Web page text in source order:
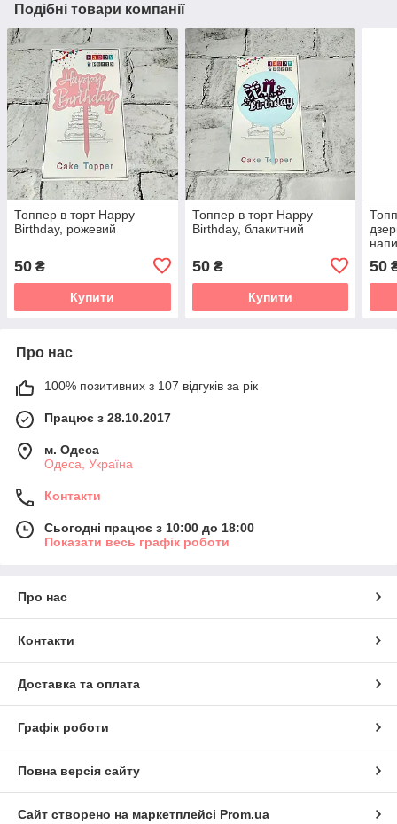
Подібні товари компанії
Топпер в торт Happy
Birthday, рожевий
50 ₴
Купити
Топпер в торт Happy
Birthday, блакитний
50₴
Купити
50
Про нас
100% позитивних з 107 відгуків за рік
Працює з 28.10.2017
м. Одеса
Одеса, Україна
Контакти
Сьогодні працює з 10:00 до 18:00
Показати весь графік роботи
Про нас
Контакти
Доставка та оплата
Графік роботи
Повна версія сайту
Сайт створено на маркетплейсі Prom.ua